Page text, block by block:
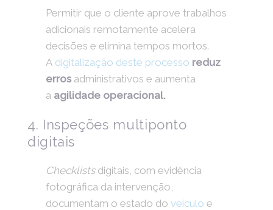
Permitir que o cliente aprove trabalhos
adicionais remotamente acelera
decisões e elimina tempos mortos.
A digitalização deste processo reduz
erros administrativos e aumenta
a agilidade operacional.
4. Inspeções multiponto
digitais
Checklistsdigitais, com evidência
fotográfica da intervenção,
documentam o estado do veículo e